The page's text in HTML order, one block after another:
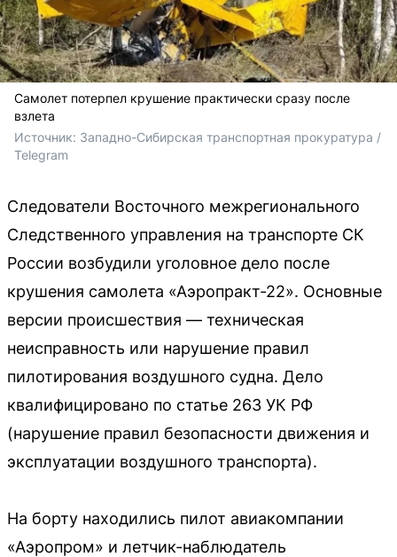
Самолет потерпел крушение практически сразу после
взлета
Источник: Западно-Сибирская транспортная прокуратура /
Telegram
Следователи Восточного межрегионального
Следственного управления на транспорте СК
России возбудили уголовное дело после
крушения самолета «Аэропракт-22». Основные
версии происшествия — техническая
неисправность или нарушение правил
пилотирования воздушного судна. Дело
квалифицировано по статье 263 УК РФ
(нарушение правил безопасности движения и
эксплуатации воздушного транспорта).
На борту находились пилот авиакомпании
«Аэропром» и летчик-наблюдатель